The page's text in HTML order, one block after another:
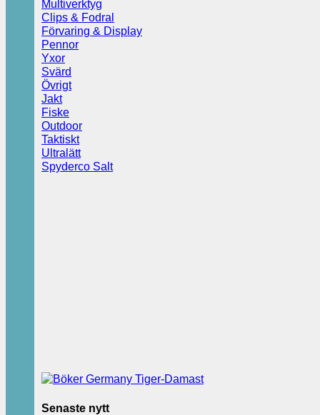
Multiverktyg
Clips & Fodral
Förvaring & Display
Pennor
Yxor
Svärd
Övrigt
Jakt
Fiske
Outdoor
Taktiskt
Ultralätt
Spyderco Salt
Senaste nytt